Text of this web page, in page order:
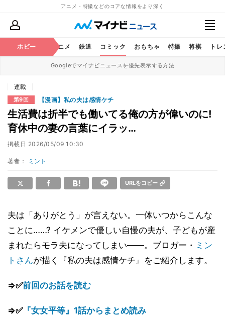
アニメ・特撮などのコアな情報をより深く
ホビー アニメ 鉄道 コミック おもちゃ 特撮 将棋 ト
Googleでマイナビニュースを優先表示する方法
連載
第9回 【漫画】私の夫は感情ケチ
生活費は折半でも働いてる俺の方が偉いのに!
育休中の妻の言葉にイラッ…
掲載日 2026/05/09 10:30
著者： ミント
URLをコピー
夫は「ありがとう」が言えない。一体いつからこんな
ことに……? イケメンで優しい自慢の夫が、子どもが産
まれたらモラ夫になってしまい――。ブロガー・ ミン
トさんが描く『私の夫は感情ケチ』をご紹介します。
⇒✅前回のお話を読む
⇒✅『女女平等』1話からまとめ読み